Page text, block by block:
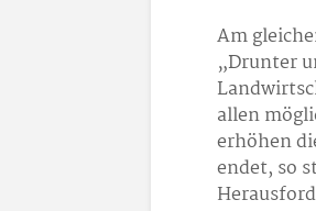
Am
„Drunter
allen
erhöhen
endet, so